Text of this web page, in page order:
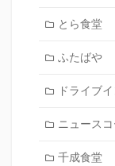
とら食堂
ふたばや
ドライブ
ニュース
千成食堂